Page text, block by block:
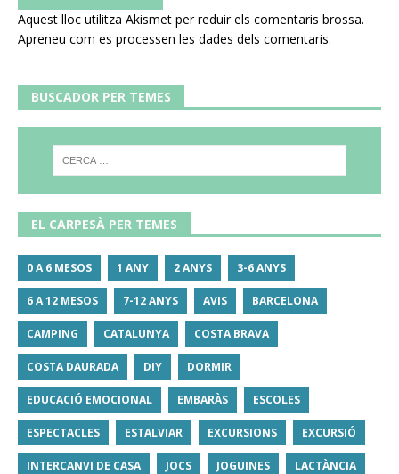
Aquest lloc utilitza Akismet per reduir els comentaris brossa.
Apreneu com es processen les dades dels comentaris.
BUSCADOR PER TEMES
EL CARPESÀ PER TEMES
0 A 6 MESOS 1 ANY 2 ANYS 3-6 ANYS
6 A 12 MESOS 7-12 ANYS AVIS BARCELONA
CAMPING CATALUNYA COSTA BRAVA
COSTA DAURADA DIY DORMIR
EDUCACIÓ EMOCIONAL EMBARÀS ESCOLES
ESPECTACLES ESTALVIAR EXCURSIONS EXCURSIÓ
INTERCANVI DE CASA JOCS JOGUINES LACTÀNCIA